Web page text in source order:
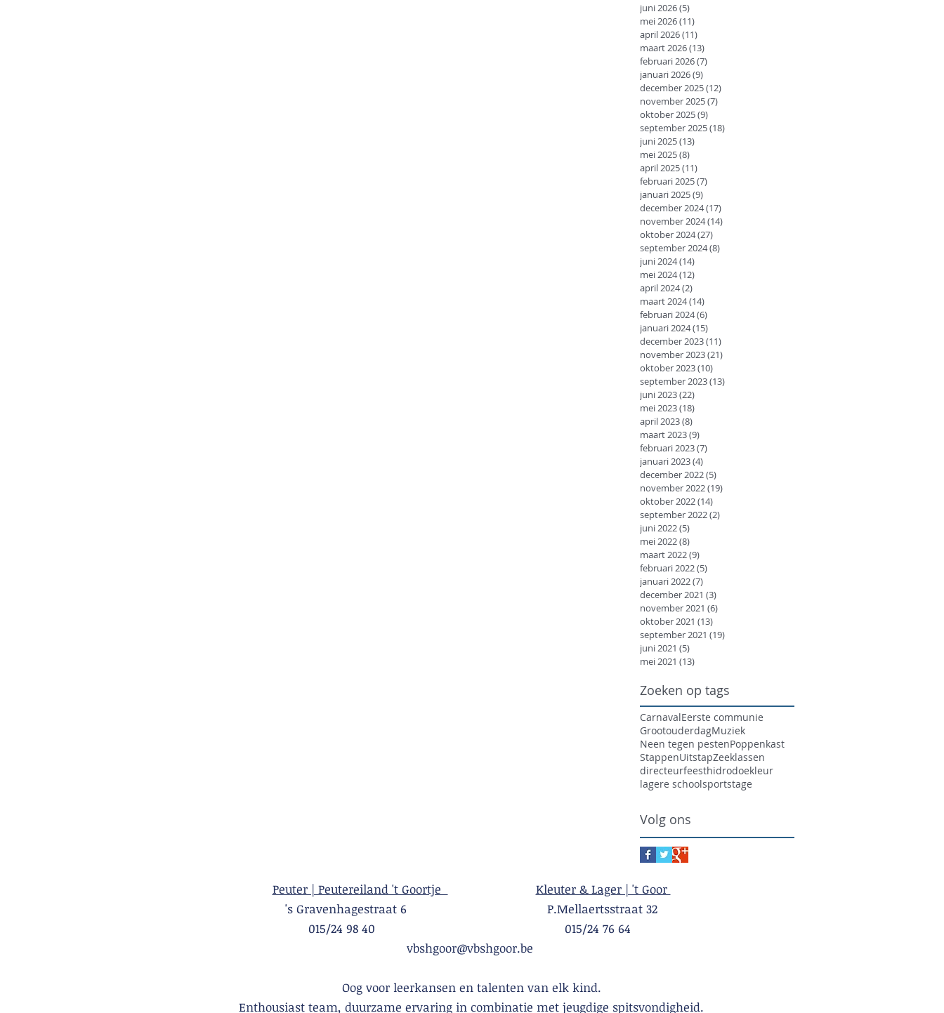
juni 2026(5)
mei 2026(11)
april 2026(11)
maart 2026(13)
februari 2026(7)
januari 2026(9)
december 2025(12)
november 2025(7)
oktober 2025(9)
september 2025(18)
juni 2025(13)
mei 2025(8)
april 2025(11)
februari 2025(7)
januari 2025(9)
december 2024(17)
november 2024(14)
oktober 2024(27)
september 2024(8)
juni 2024(14)
mei 2024(12)
april 2024(2)
maart 2024(14)
februari 2024(6)
januari 2024(15)
december 2023(11)
november 2023(21)
oktober 2023(10)
september 2023(13)
juni 2023(22)
mei 2023(18)
april 2023(8)
maart 2023(9)
februari 2023(7)
januari 2023(4)
december 2022(5)
november 2022(19)
oktober 2022(14)
september 2022(2)
juni 2022(5)
mei 2022(8)
maart 2022(9)
februari 2022(5)
januari 2022(7)
december 2021 (3)
november 2021 (6)
oktober 2021 (13)
september 2021 (19)
juni 2021 (5)
mei 2021 (13)
Zoeken op tags
CarnavalEerste communie
GrootouderdagMuziek
Neen tegen pestenPoppenkast
StappenUitstapZeeklassen
directeurfeesthidrodoekleur
lagere schoolsportstage
Volg ons
Peuter | Peutereiland 't Goortje
Kleuter & Lager | 't Goor
's Gravenhagestraat 6 P.Mellaertsstraat 32
015/24 98 40 015/24 76 64
vbshgoor@vbshgoor.be
Oog voor leerkansen en talenten van elk kind.
Enthousiast team, duurzame ervaring in combinatie met jeugdige spitsvondigheid.